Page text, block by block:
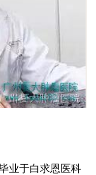
业于白求恩医科